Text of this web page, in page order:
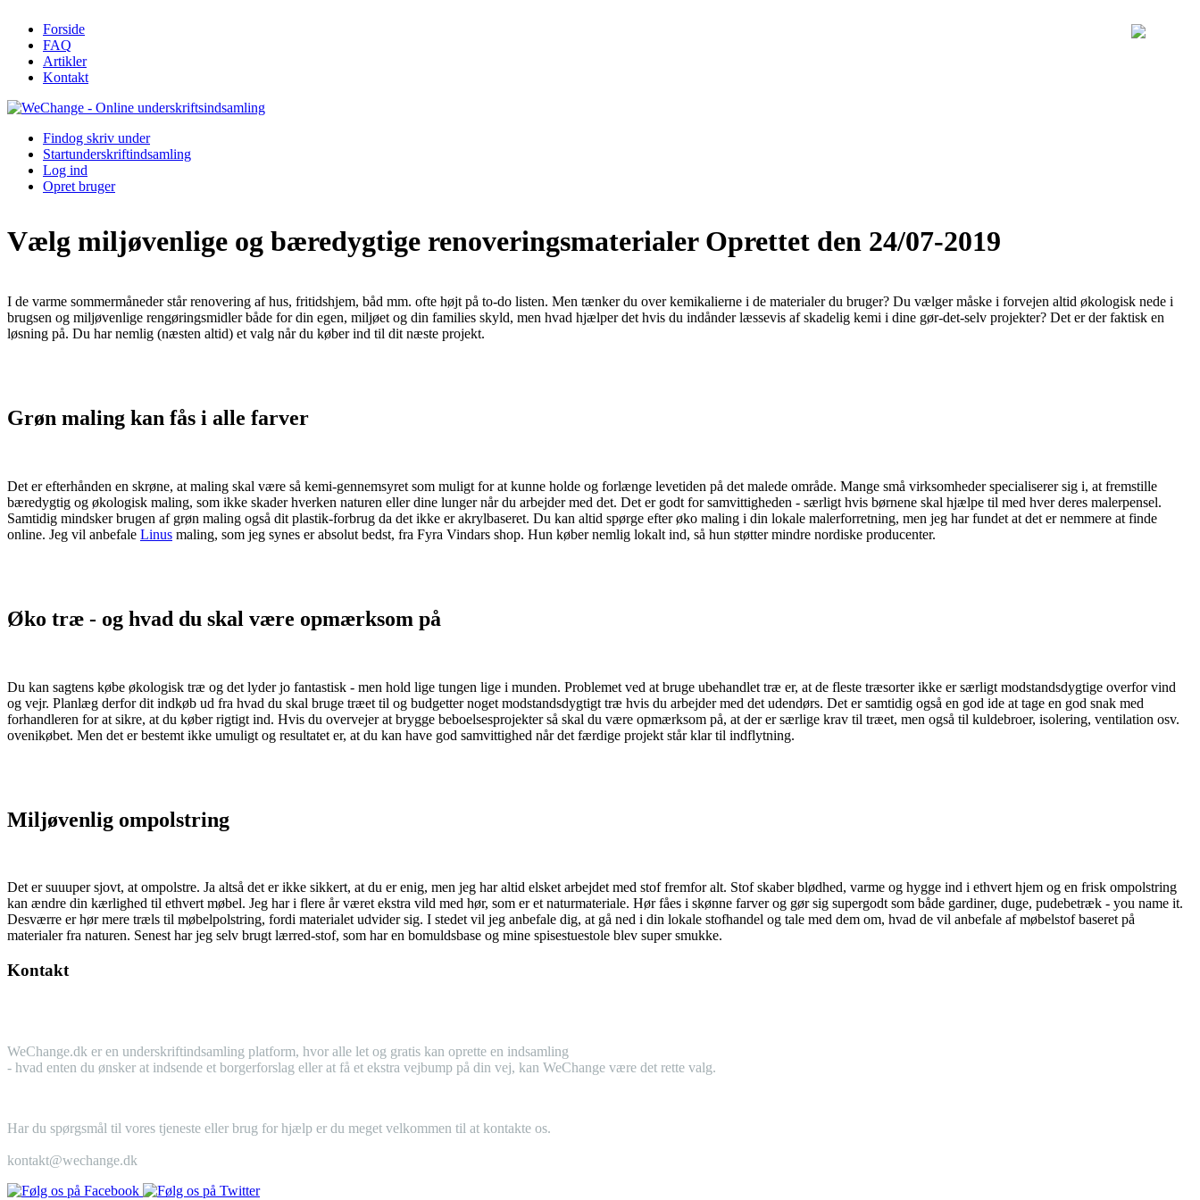
Forside
FAQ
Artikler
Kontakt
Findog skriv under
Startunderskriftindsamling
Log ind
Opret bruger
Vælg miljøvenlige og bæredygtige renoveringsmaterialer Oprettet den 24/07-2019
I de varme sommermåneder står renovering af hus, fritidshjem, båd mm. ofte højt på to-do listen. Men tænker du over kemikalierne i de materialer du bruger? Du vælger måske i forvejen altid økologisk nede i
brugsen og miljøvenlige rengøringsmidler både for din egen, miljøet og din families skyld, men hvad hjælper det hvis du indånder læssevis af skadelig kemi i dine gør-det-selv projekter? Det er der faktisk en
løsning på. Du har nemlig (næsten altid) et valg når du køber ind til dit næste projekt.
Grøn maling kan fås i alle farver
Det er efterhånden en skrøne, at maling skal være så kemi-gennemsyret som muligt for at kunne holde og forlænge levetiden på det malede område. Mange små virksomheder specialiserer sig i, at fremstille
bæredygtig og økologisk maling, som ikke skader hverken naturen eller dine lunger når du arbejder med det. Det er godt for samvittigheden - særligt hvis børnene skal hjælpe til med hver deres malerpensel.
Samtidig mindsker brugen af grøn maling også dit plastik-forbrug da det ikke er akrylbaseret. Du kan altid spørge efter øko maling i din lokale malerforretning, men jeg har fundet at det er nemmere at finde
online. Jeg vil anbefale Linus maling, som jeg synes er absolut bedst, fra Fyra Vindars shop. Hun køber nemlig lokalt ind, så hun støtter mindre nordiske producenter.
Øko træ - og hvad du skal være opmærksom på
Du kan sagtens købe økologisk træ og det lyder jo fantastisk - men hold lige tungen lige i munden. Problemet ved at bruge ubehandlet træ er, at de fleste træsorter ikke er særligt modstandsdygtige overfor vind
og vejr. Planlæg derfor dit indkøb ud fra hvad du skal bruge træet til og budgetter noget modstandsdygtigt træ hvis du arbejder med det udendørs. Det er samtidig også en god ide at tage en god snak med
forhandleren for at sikre, at du køber rigtigt ind. Hvis du overvejer at brygge beboelsesprojekter så skal du være opmærksom på, at der er særlige krav til træet, men også til kuldebroer, isolering, ventilation osv.
ovenikøbet. Men det er bestemt ikke umuligt og resultatet er, at du kan have god samvittighed når det færdige projekt står klar til indflytning.
Miljøvenlig ompolstring
Det er suuuper sjovt, at ompolstre. Ja altså det er ikke sikkert, at du er enig, men jeg har altid elsket arbejdet med stof fremfor alt. Stof skaber blødhed, varme og hygge ind i ethvert hjem og en frisk ompolstring
kan ændre din kærlighed til ethvert møbel. Jeg har i flere år været ekstra vild med hør, som er et naturmateriale. Hør fåes i skønne farver og gør sig supergodt som både gardiner, duge, pudebetræk - you name it.
Desværre er hør mere træls til møbelpolstring, fordi materialet udvider sig. I stedet vil jeg anbefale dig, at gå ned i din lokale stofhandel og tale med dem om, hvad de vil anbefale af møbelstof baseret på
materialer fra naturen. Senest har jeg selv brugt lærred-stof, som har en bomuldsbase og mine spisestuestole blev super smukke.
Kontakt
WeChange.dk er en underskriftindsamling platform, hvor alle let og gratis kan oprette en indsamling
- hvad enten du ønsker at indsende et borgerforslag eller at få et ekstra vejbump på din vej, kan WeChange være det rette valg.
Har du spørgsmål til vores tjeneste eller brug for hjælp er du meget velkommen til at kontakte os.
kontakt@wechange.dk